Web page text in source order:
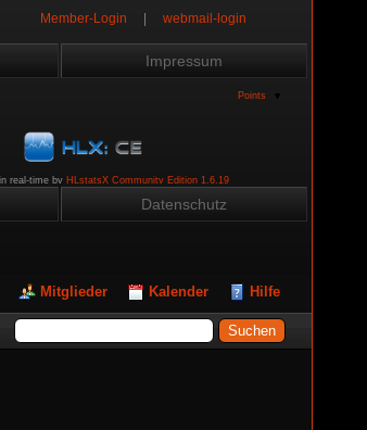
Member-Login webmail-login
Impressum
Datenschutz
Mitglieder Kalender Hilfe